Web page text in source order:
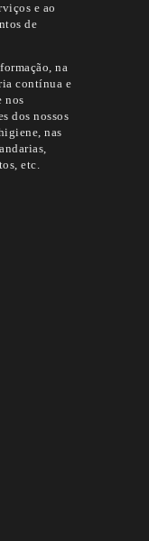
e ao
de
na
contínua e
nos
dos nossos
nas
etc.